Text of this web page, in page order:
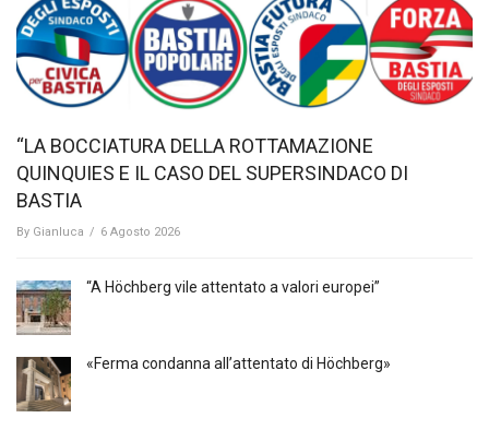
“LA BOCCIATURA DELLA ROTTAMAZIONE
QUINQUIES E IL CASO DEL SUPERSINDACO DI
BASTIA
By Gianluca / 6 Agosto 2026
“A Höchberg vile attentato a valori europei”
«Ferma condanna all’attentato di Höchberg»